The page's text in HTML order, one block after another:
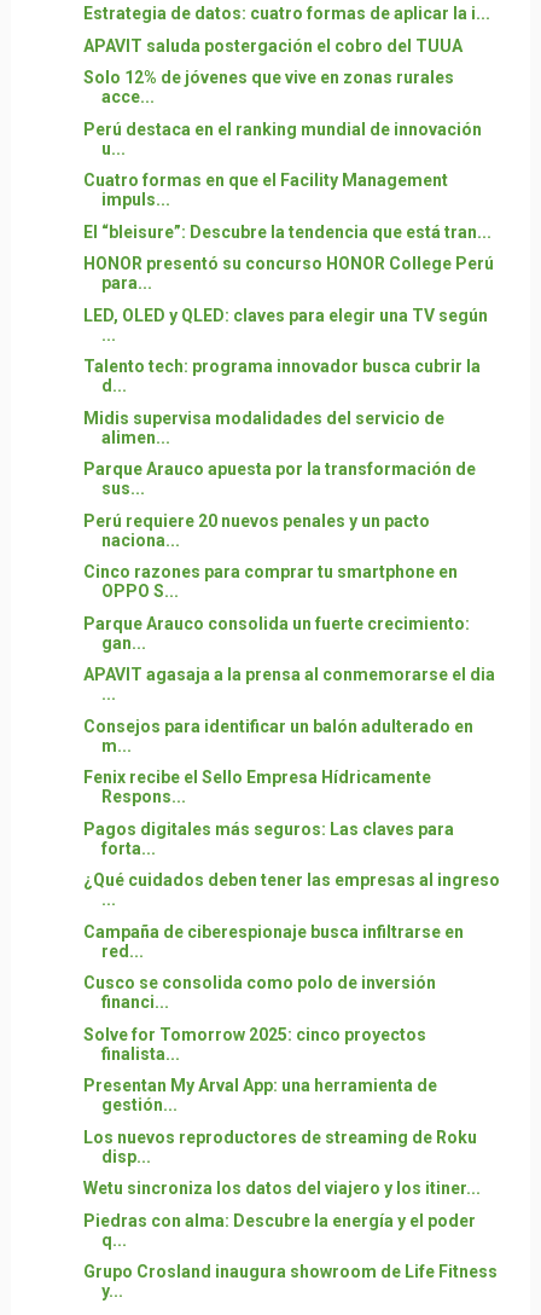
Estrategia de datos: cuatro formas de aplicar la i...
APAVIT saluda postergación el cobro del TUUA
Solo 12% de jóvenes que vive en zonas rurales
acce...
Perú destaca en el ranking mundial de innovación
u...
Cuatro formas en que el Facility Management
impuls...
El “bleisure”: Descubre la tendencia que está tran...
HONOR presentó su concurso HONOR College Perú
para...
LED, OLED y QLED: claves para elegir una TV según
...
Talento tech: programa innovador busca cubrir la
d...
Midis supervisa modalidades del servicio de
alimen...
Parque Arauco apuesta por la transformación de
sus...
Perú requiere 20 nuevos penales y un pacto
naciona...
Cinco razones para comprar tu smartphone en
OPPO S...
Parque Arauco consolida un fuerte crecimiento:
gan...
APAVIT agasaja a la prensa al conmemorarse el dia
...
Consejos para identificar un balón adulterado en
m...
Fenix recibe el Sello Empresa Hídricamente
Respons...
Pagos digitales más seguros: Las claves para
forta...
¿Qué cuidados deben tener las empresas al ingreso
...
Campaña de ciberespionaje busca infiltrarse en
red...
Cusco se consolida como polo de inversión
financi...
Solve for Tomorrow 2025: cinco proyectos
finalista...
Presentan My Arval App: una herramienta de
gestión...
Los nuevos reproductores de streaming de Roku
disp...
Wetu sincroniza los datos del viajero y los itiner...
Piedras con alma: Descubre la energía y el poder
q...
Grupo Crosland inaugura showroom de Life Fitness
y...